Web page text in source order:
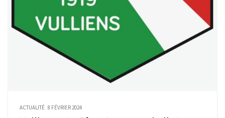
ACTUALITÉ 8 FÉVRIER 2024